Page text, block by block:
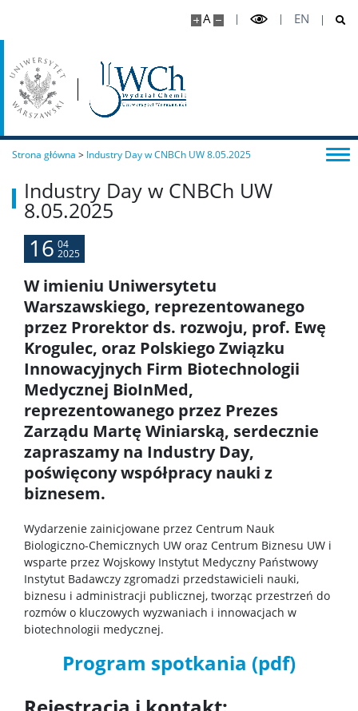
A EN
Oprogramowanie
STUDENT STUDENTOWI
Doktoranci
Szkoła Doktorska Nauk Ścisłych i Przyrodniczych
Archiwum
Studia doktoranckie
TRI-BIO-CHEM
RadFarm
Doktoraty wdrożeniowe
Struktura
Regulaminy/zasady
Procedura przewodu doktorskiego
Ubezpieczenie zdrowotne
Strona główna > Industry Day w CNBCh UW 8.05.2025
Industry Day w CNBCh UW
8.05.2025
16 04
2025
W imieniu Uniwersytetu
Warszawskiego, reprezentowanego
przez Prorektor ds. rozwoju, prof. Ewę
Krogulec, oraz Polskiego Związku
Innowacyjnych Firm Biotechnologii
Medycznej BioInMed,
reprezentowanego przez Prezes
Zarządu Martę Winiarską, serdecznie
zapraszamy na Industry Day,
poświęcony współpracy nauki z
biznesem.
Wydarzenie zainicjowane przez Centrum Nauk
Biologiczno-Chemicznych UW oraz Centrum Biznesu UW i
wsparte przez Wojskowy Instytut Medyczny Państwowy
Instytut Badawczy zgromadzi przedstawicieli nauki,
biznesu i administracji publicznej, tworząc przestrzeń do
rozmów o kluczowych wyzwaniach i innowacjach w
biotechnologii medycznej.
Program spotkania (pdf)